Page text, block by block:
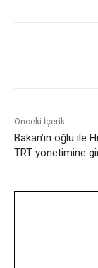
Önceki İçerik
Bakan’ın oğlu ile
TRT yönetimine